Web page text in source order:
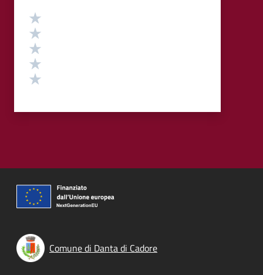
Valutazione
Comune di Danta di Cadore